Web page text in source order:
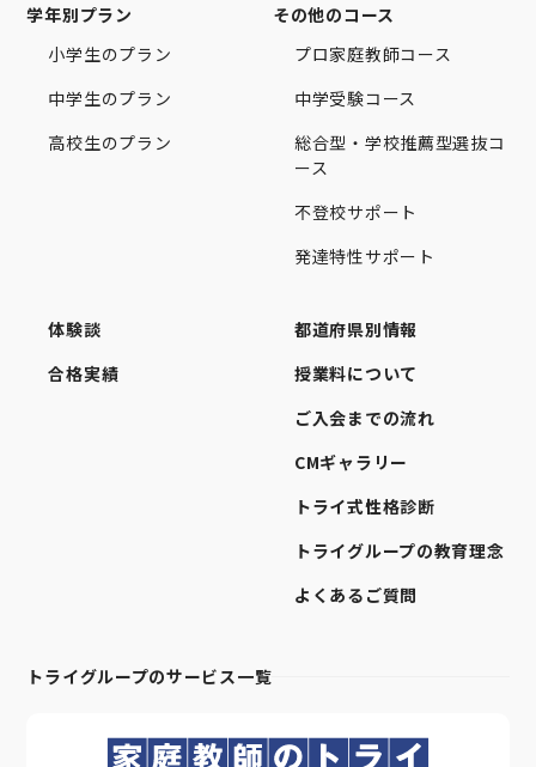
学年別プラン
小学生のプラン
中学生のプラン
高校生のプラン
その他のコース
プロ家庭教師コース
中学受験コース
総合型・学校推薦型選抜コ
ース
不登校サポート
発達特性サポート
体験談
合格実績
都道府県別情報
授業料について
ご入会までの流れ
CMギャラリー
トライ式性格診断
トライグループの教育理念
よくあるご質問
トライグループのサービス一覧